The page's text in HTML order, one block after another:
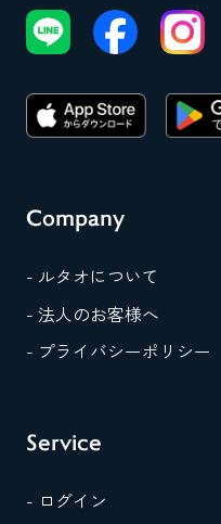
Company
- ルタオについて
- 法人のお客様へ
- プライバシーポリシー
Service
- ログイン